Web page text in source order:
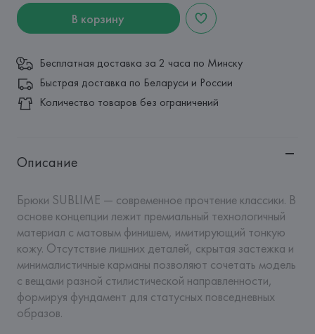
В корзину
Бесплатная доставка за 2 часа по Минску
Быстрая доставка по Беларуси и России
Количество товаров без ограничений
Описание
Брюки SUBLIME — современное прочтение классики. В
основе концепции лежит премиальный технологичный
материал с матовым финишем, имитирующий тонкую
кожу. Отсутствие лишних деталей, скрытая застежка и
минималистичные карманы позволяют сочетать модель
с вещами разной стилистической направленности,
формируя фундамент для статусных повседневных
образов.